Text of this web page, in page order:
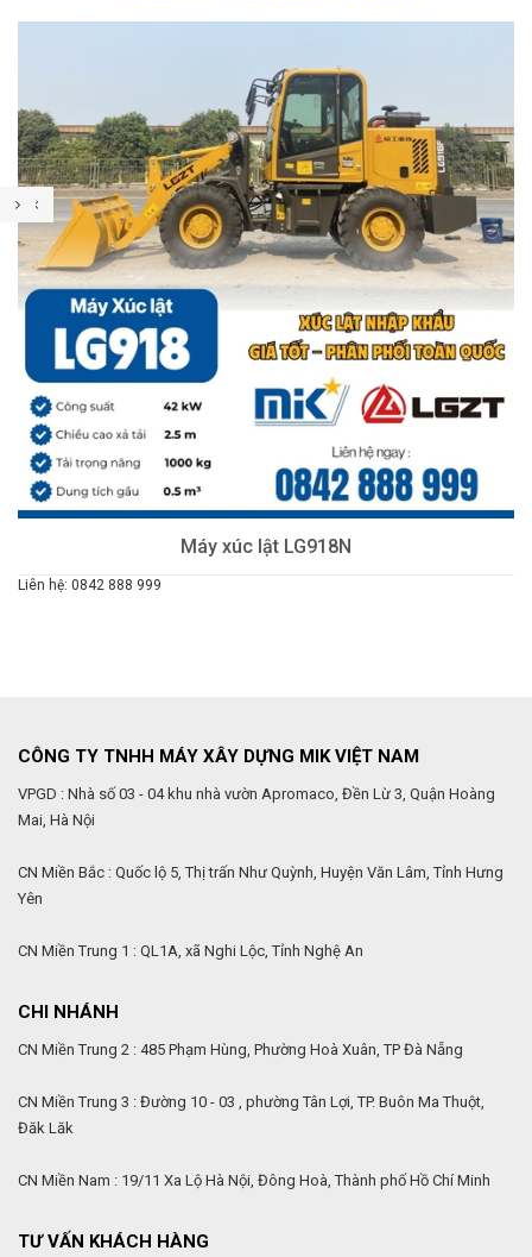
Máy xúc lật LG918N
Liên hệ: 0842 888 999
CÔNG TY TNHH MÁY XÂY DỰNG MIK VIỆT NAM
VPGD : Nhà số 03 - 04 khu nhà vườn Apromaco, Đền Lừ 3, Quận Hoàng
Mai, Hà Nội
CN Miền Bắc : Quốc lộ 5, Thị trấn Như Quỳnh, Huyện Văn Lâm, Tỉnh Hưng
Yên
CN Miền Trung 1 : QL1A, xã Nghi Lộc, Tỉnh Nghệ An
CHI NHÁNH
CN Miền Trung 2 : 485 Phạm Hùng, Phường Hoà Xuân, TP Đà Nẵng
CN Miền Trung 3 : Đường 10 - 03 , phường Tân Lợi, TP. Buôn Ma Thuột,
Đăk Lăk
CN Miền Nam : 19/11 Xa Lộ Hà Nội, Đông Hoà, Thành phố Hồ Chí Minh
TƯ VẤN KHÁCH HÀNG